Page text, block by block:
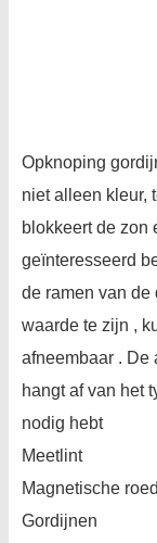
Opknoping
niet alleen kleur,
blokkeert de zon
geïnteresseerd
de ramen van de
waarde te zijn ,
afneembaar . De
hangt af van het
nodig hebt
Meetlint
Magnetische
Gordijnen